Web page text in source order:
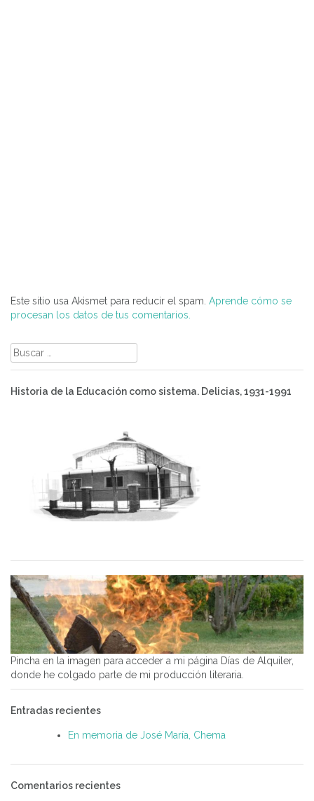
Este sitio usa Akismet para reducir el spam. Aprende cómo se
procesan los datos de tus comentarios.
Buscar:
Historia de la Educación como sistema. Delicias, 1931-1991
Pincha en la imagen para acceder a mi página Días de Alquiler,
donde he colgado parte de mi producción literaria.
Entradas recientes
En memoria de José María, Chema
Comentarios recientes